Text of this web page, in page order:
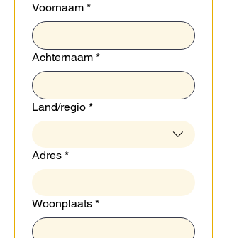
Voornaam *
Achternaam *
Adres met meerdere regels
Land/regio *
Adres *
Woonplaats *